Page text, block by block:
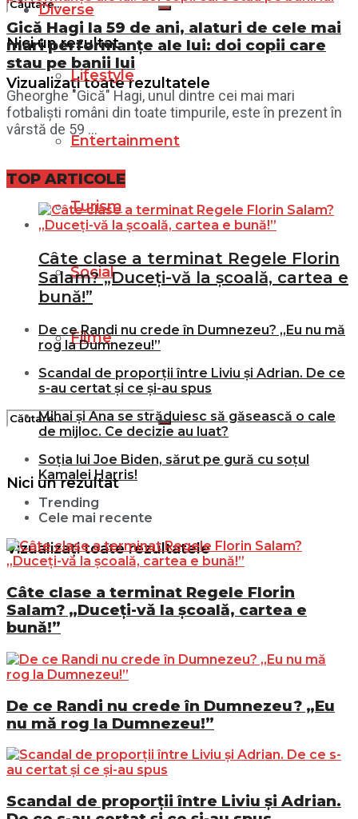
Nici un rezultat
Vizualizați toate rezultatele
Diverse
Lifestyle
Entertainment
Turism
Social
Filme
Nici un rezultat
Vizualizați toate rezultatele
Gică Hagi la 59 de ani, alaturi de cele mai
mari performanțe ale lui: doi copii care
stau pe banii lui
Gheorghe "Gică" Hagi, unul dintre cei mai mari
fotbaliști români din toate timpurile, este în prezent în
vârstă de 59 ...
TOP ARTICOLE
Câte clase a terminat Regele Florin
Salam? „Duceți-vă la școală, cartea e
bună!”
De ce Randi nu crede în Dumnezeu? „Eu nu mă
rog la Dumnezeu!”
Scandal de proporții între Liviu și Adrian. De ce
s-au certat și ce și-au spus
Mihai și Ana se străduiesc să găsească o cale
de mijloc. Ce decizie au luat?
Soția lui Joe Biden, sărut pe gură cu soțul
Kamalei Harris!
Trending
Cele mai recente
Câte clase a terminat Regele Florin
Salam? „Duceți-vă la școală, cartea e
bună!”
De ce Randi nu crede în Dumnezeu? „Eu
nu mă rog la Dumnezeu!”
Scandal de proporții între Liviu și Adrian.